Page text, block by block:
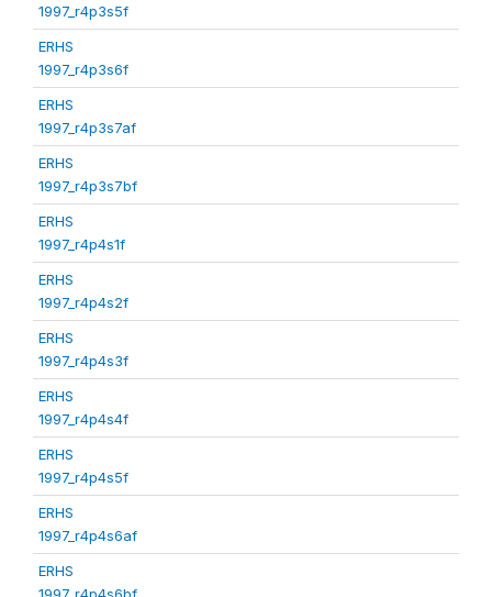
1997_r4p3s5f
ERHS
1997_r4p3s6f
ERHS
1997_r4p3s7af
ERHS
1997_r4p3s7bf
ERHS
1997_r4p4s1f
ERHS
1997_r4p4s2f
ERHS
1997_r4p4s3f
ERHS
1997_r4p4s4f
ERHS
1997_r4p4s5f
ERHS
1997_r4p4s6af
ERHS
1997_r4p4s6bf